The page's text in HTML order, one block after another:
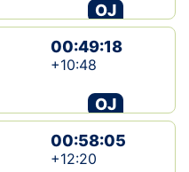
OJ
00:49:18
+10:48
OJ
00:58:05
+12:20